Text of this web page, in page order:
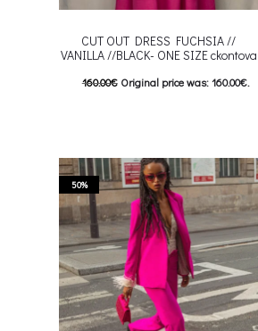
CUT OUT DRESS FUCHSIA //
VANILLA //BLACK- ONE SIZE ckontova
160.00€ Original price was: 160.00€.
multiple variants. The options may be
chosen on the product page
50%